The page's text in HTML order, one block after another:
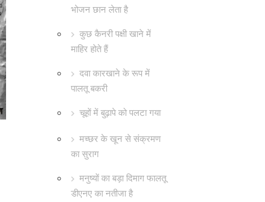
भोजन छान लेता है
कुछ कैनरी पक्षी खाने में
माहिर होते हैं
दवा कारखाने के रूप में
पालतू बकरी
चूहों में बुढ़ापे को पलटा गया
मच्छर के खून से संक्रमण
का सुराग
मनुष्यों का बड़ा दिमाग फालतू
डीएनए का नतीजा है